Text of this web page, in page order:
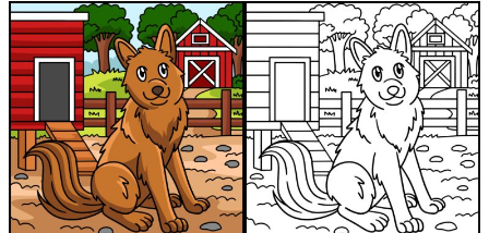
Europas
größte
Jagdmesse
im
Überblick